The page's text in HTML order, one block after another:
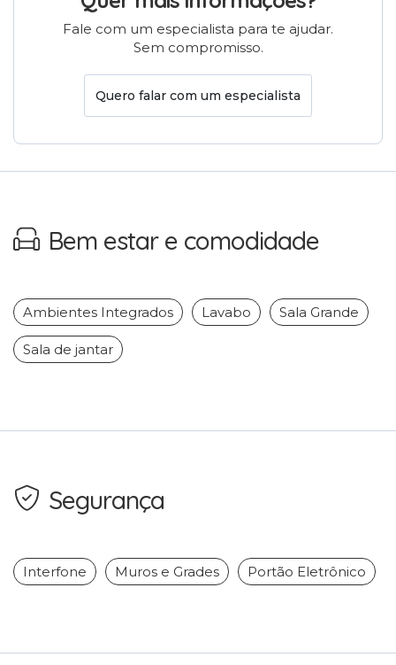
Fale com um especialista para te ajudar.
Sem compromisso.
Quero falar com um especialista
Bem estar e comodidade
Ambientes Integrados Lavabo Sala Grande
Sala de jantar
Segurança
Interfone Muros e Grades Portão Eletrônico